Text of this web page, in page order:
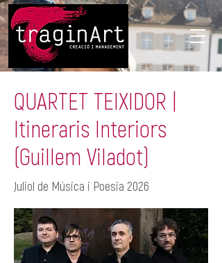
QUARTET TEIXIDOR |
Itineraris Interiors
(Guillem Viladot)
Juliol de Música i Poesia 2026